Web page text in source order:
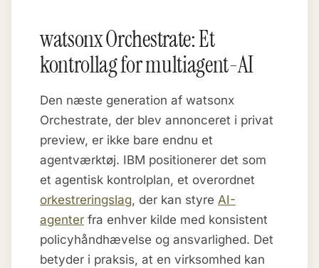
watsonx Orchestrate: Et
kontrollag for multiagent-AI
Den næste generation af watsonx
Orchestrate, der blev annonceret i privat
preview, er ikke bare endnu et
agentværktøj. IBM positionerer det som
et agentisk kontrolplan, et overordnet
orkestreringslag, der kan styre AI-
agenter fra enhver kilde med konsistent
policyhåndhævelse og ansvarlighed. Det
betyder i praksis, at en virksomhed kan